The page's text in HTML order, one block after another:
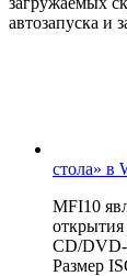
автозапуска и
стола» в
MFI10
CD/DVD-
Размер